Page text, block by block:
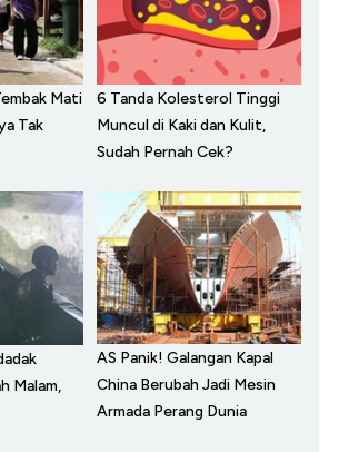
Mati
Tak
6 Tanda Kolesterol Tinggi
Muncul di Kaki dan Kulit,
Sudah Pernah Cek?
Malam,
AS Panik! Galangan Kapal
China Berubah Jadi Mesin
Armada Perang Dunia